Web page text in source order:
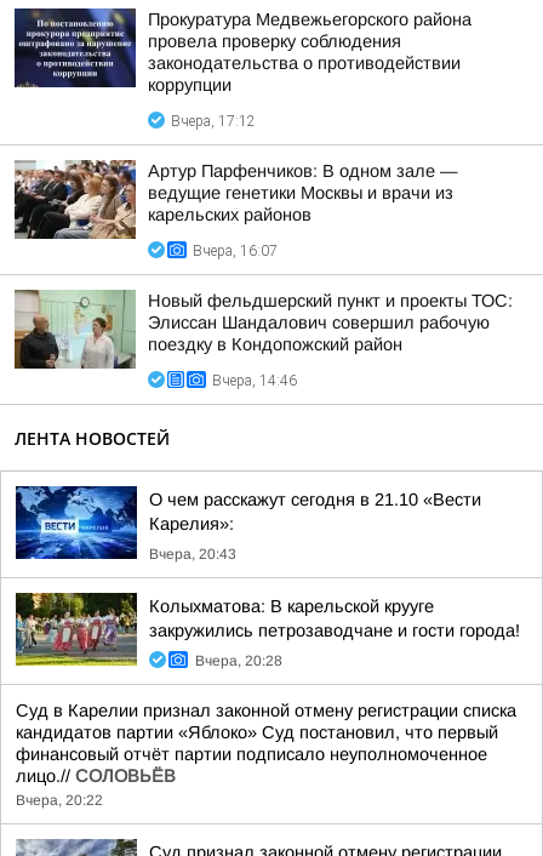
Прокуратура Медвежьегорского района
провела проверку соблюдения
законодательства о противодействии
коррупции
Вчера, 17:12
Артур Парфенчиков: В одном зале —
ведущие генетики Москвы и врачи из
карельских районов
Вчера, 16:07
Новый фельдшерский пункт и проекты ТОС:
Элиссан Шандалович совершил рабочую
поездку в Кондопожский район
Вчера, 14:46
ЛЕНТА НОВОСТЕЙ
О чем расскажут сегодня в 21.10 «Вести
Карелия»:
Вчера, 20:43
Колыхматова: В карельской крууге
закружились петрозаводчане и гости города!
Вчера, 20:28
Суд в Карелии признал законной отмену регистрации списка
кандидатов партии «Яблоко» Суд постановил, что первый
финансовый отчёт партии подписало неуполномоченное
лицо.// СОЛОВЬЁВ
Вчера, 20:22